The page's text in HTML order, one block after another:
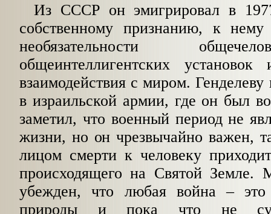
Из СССР он эмигрировал в
собственному признанию, к
необязательности
общеинтеллигентских
взаимодействия с миром.
в израильской армии, где он был
заметил, что военный период не
жизни, но он чрезвычайно важен,
лицом смерти к человеку
происходящего на Святой Земле.
убежден, что любая война – это
природы и пока что не